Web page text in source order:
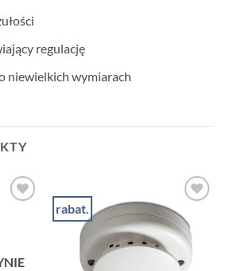
regulację
niewielkich wymiarach
rabat.
ZACHOWAJ
NA
PÓŹNIEJ